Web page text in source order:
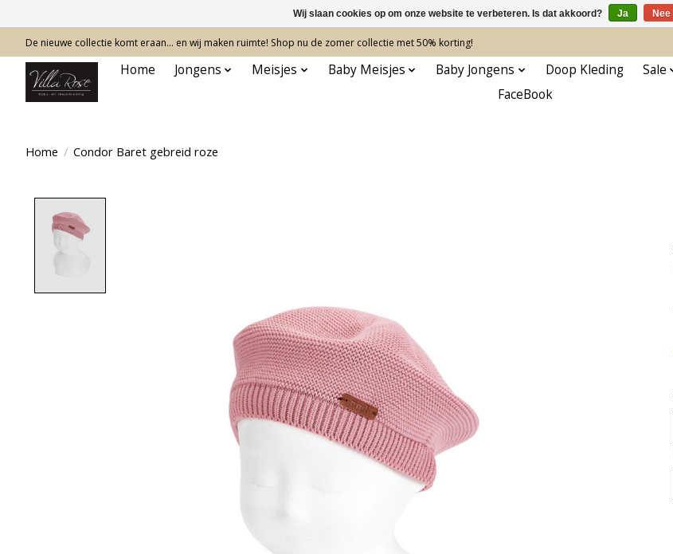
De nieuwe collectie komt eraan… en wij maken ruimte! Shop nu de zomer collectie met 50% korting!
Home Jongens Meisjes Baby Meisjes Baby Jongens Doop Kleding Sale
FaceBook
Home / Condor Baret gebreid roze
Wij slaan cookies op om onze website te verbeteren. Is dat akkoord? Ja Nee